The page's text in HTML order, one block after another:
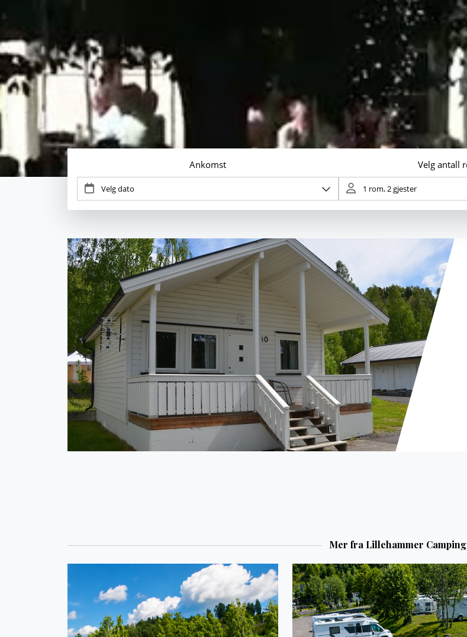
Mer fra Lillehammer Camping